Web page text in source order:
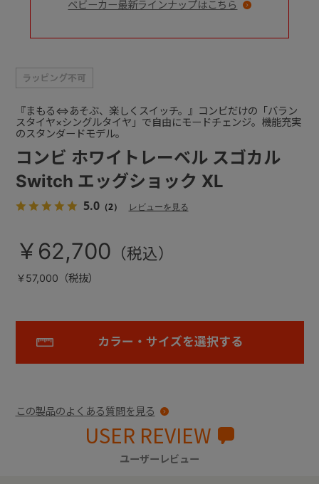
コンビ ホワイトレーベル スゴカル
Switch エッグショック XL
5.0（2） レビューを見る
『まもる⇔あそぶ、楽しくスイッチ。』コンビだけの「バラン
スタイヤ×シングルタイヤ」で自由にモードチェンジ。機能充実
のスタンダードモデル。
￥62,700
￥57,000（税抜）
カラー・サイズを選択する
この製品のよくある質問を見る
ベビーカー最新ラインナップはこちら
USER REVIEW
ユーザーレビュー